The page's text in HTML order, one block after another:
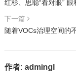
红杉、思聪“看对眼”
下一篇
随着VOCs治理空间的
作者: admingl